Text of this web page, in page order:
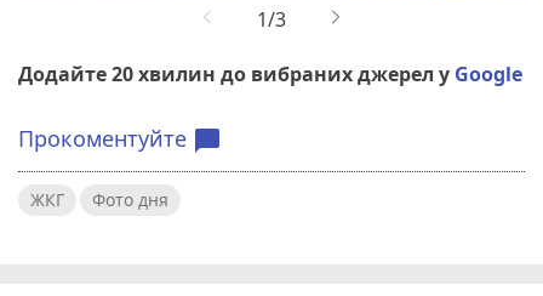
Додайте 20 хвилин до вибраних джерел у Google
Прокоментуйте chat_bubble
ЖКГ Фото дня